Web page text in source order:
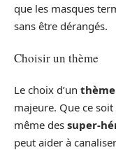
que les masques
sans être dérangés.
Choisir un thème
Le choix d’un thème
majeure. Que ce soit
même des super-
peut aider à